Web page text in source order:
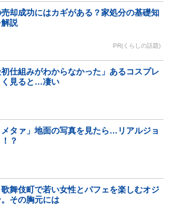
却成功にはカギがある？家処分の基礎知
説
PR(くらしの話題)
初仕組みがわからなかった」あるコスプレ
く見ると…凄い
メタァ」地面の写真を見たら…リアルジョ
？
舞伎町で若い女性とパフェを楽しむオジ
その胸元には